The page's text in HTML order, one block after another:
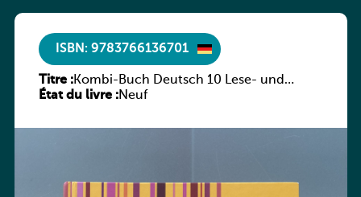
ISBN: 9783766136701
Titre :Kombi-Buch Deutsch 10 Lese- und
Sprachbuch
État du livre :Neuf